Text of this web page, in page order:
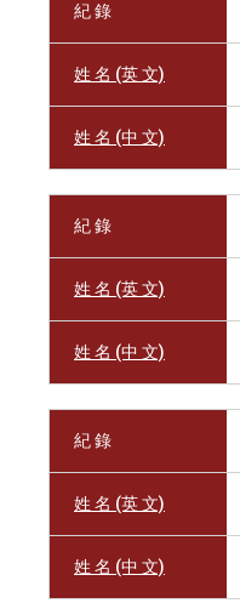
紀 錄
姓 名 (英 文)
姓 名 (中 文)
紀 錄
姓 名 (英 文)
姓 名 (中 文)
紀 錄
姓 名 (英 文)
姓 名 (中 文)